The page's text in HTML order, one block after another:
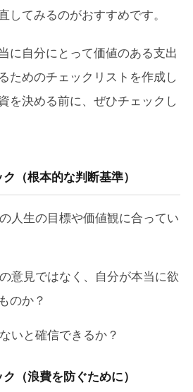
してみるのがおすすめです。
に自分にとって価値のある支出
ためのチェックリストを作成し
を決める前に、ぜひチェックし
（根本的な判断基準）
人生の目標や価値観に合ってい
意見ではなく、自分が本当に欲
のか？
いと確信できるか？
（浪費を防ぐために）